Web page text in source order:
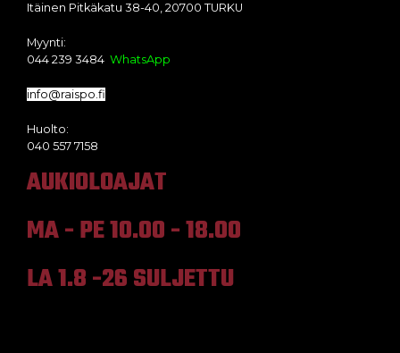
Itäinen Pitkäkatu 38-40, 20700 TURKU
Myynti:
044 239 3484 WhatsApp
info@raispo.fi
Huolto:
040 557 7158
AUKIOLOAJAT
MA - PE 10.00 - 18.00
LA 1.8 -26 SULJETTU